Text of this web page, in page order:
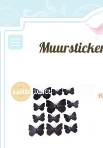
AANBIEDING!